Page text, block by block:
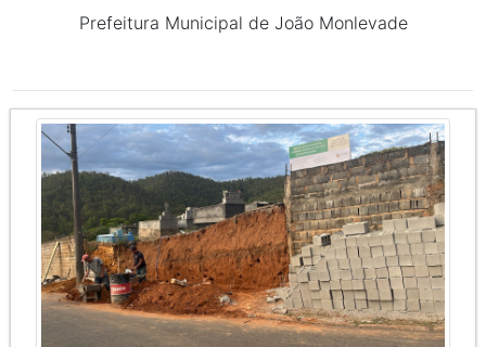
Prefeitura Municipal de João Monlevade